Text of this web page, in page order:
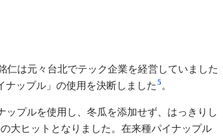
は元々台北でテック企業を経営していました
ップル」の使用を決断しました 5 。
ップルを使用し、冬瓜を添加せず、はっきりし
大ヒットとなりました。在来種パイナップル